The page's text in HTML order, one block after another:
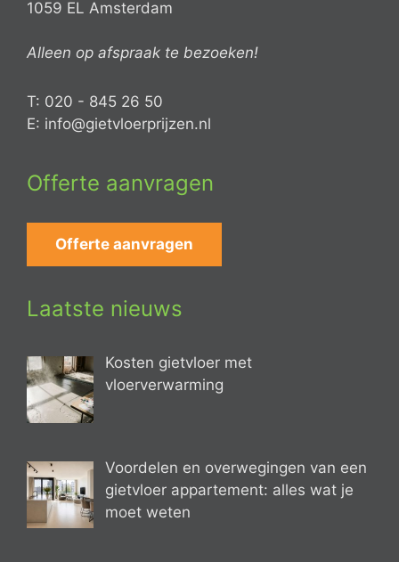
1059 EL Amsterdam
Alleen op afspraak te bezoeken!
T: 020 - 845 26 50
E: info@gietvloerprijzen.nl
Offerte aanvragen
Offerte aanvragen
Laatste nieuws
Kosten gietvloer met
vloerverwarming
Voordelen en overwegingen van een
gietvloer appartement: alles wat je
moet weten